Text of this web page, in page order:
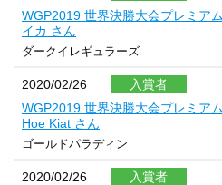
WGP2019 世界決勝大会プレミア
イカ さん
ダークイレギュラーズ
2020/02/26
入賞者
WGP2019 世界決勝大会プレミア
Hoe Kiat さん
ゴールドパラディン
2020/02/26
入賞者